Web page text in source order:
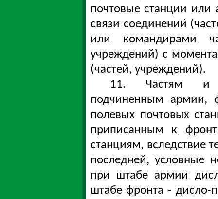
почтовые станции или
связи соединений
или командирами
учреждений) с
(частей, учреждений).
11. Частям и
подчиненным армии,
полевых почтовых
приписанным к
станциям, вследствие
последней, условные
при штабе армии
штабе фронта - дисло-